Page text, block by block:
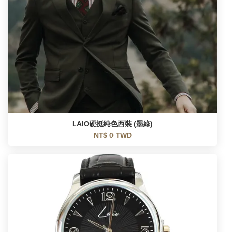
LAIO硬挺純色西裝 (墨綠)
NT$ 0 TWD